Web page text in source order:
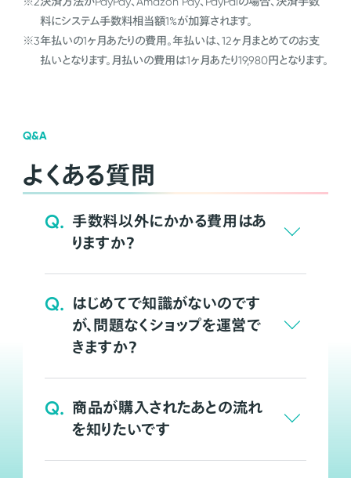
料にシステム手数料相当額1%が加算されます。
※3年払いの1ヶ月あたりの費用。年払いは、12ヶ月まとめてのお支
払いとなります。月払いの費用は1ヶ月あたり19,980円となります。
Q&A
よくある質問
Q. 手数料以外にかかる費用はあ
りますか？
Q. はじめてで知識がないのです
が、問題なくショップを運営で
きますか？
Q. 商品が購入されたあとの流れ
を知りたいです